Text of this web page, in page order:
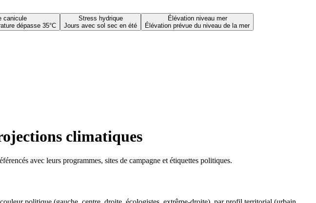
canicule
dépasse 35°C
Stress hydrique
Jours avec sol sec en été
Élévation niveau mer
Élévation prévue du niveau de la mer
climatiques
avec leurs programmes, sites de campagne et étiquettes politiques.